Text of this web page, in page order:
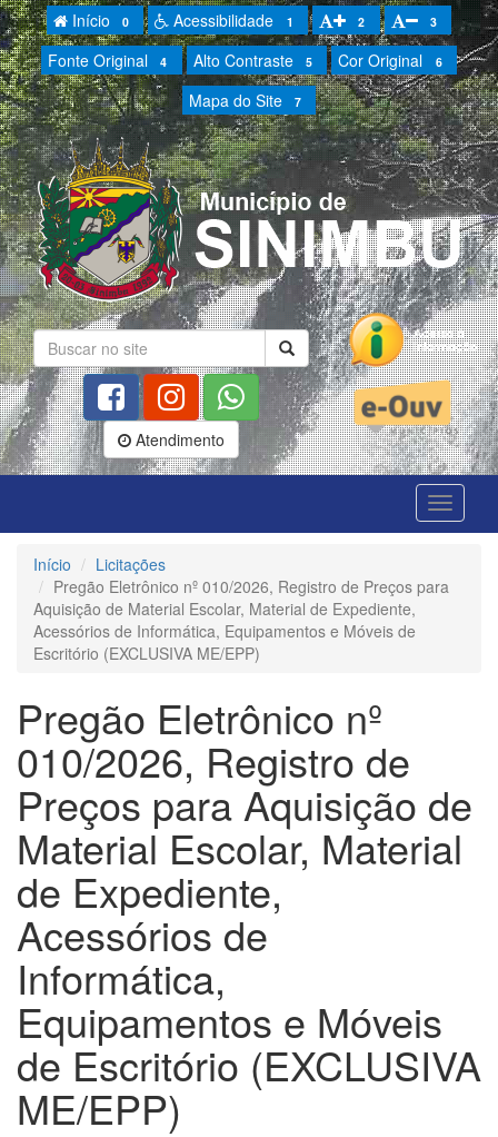
Início 0 Acessibilidade 1 2 3
Fonte Original 4 Alto Contraste 5 Cor Original 6
Mapa do Site 7
Atendimento
Início
Licitações
Pregão Eletrônico nº 010/2026, Registro de Preços para
Aquisição de Material Escolar, Material de Expediente,
Acessórios de Informática, Equipamentos e Móveis de
Escritório (EXCLUSIVA ME/EPP)
Pregão Eletrônico nº
010/2026, Registro de
Preços para Aquisição de
Material Escolar, Material
de Expediente,
Acessórios de
Informática,
Equipamentos e Móveis
de Escritório (EXCLUSIVA
ME/EPP)